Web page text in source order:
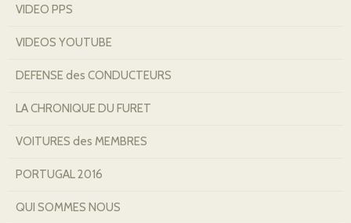
VIDEO PPS
VIDEOS YOUTUBE
DEFENSE des CONDUCTEURS
LA CHRONIQUE DU FURET
VOITURES des MEMBRES
PORTUGAL 2016
QUI SOMMES NOUS